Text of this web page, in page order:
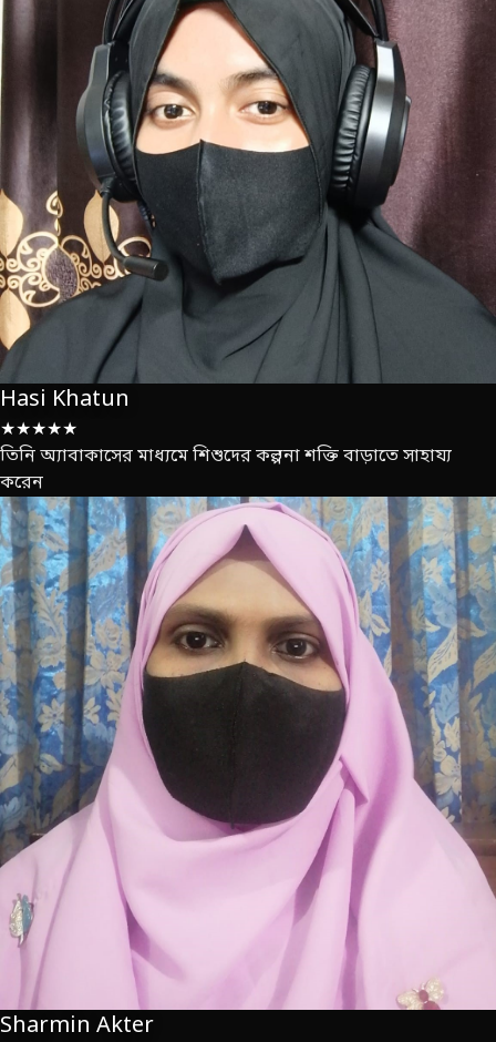
Hasi Khatun
★★★★★
তিনি অ্যাবাকাসের মাধ্যমে শিশুদের কল্পনা শক্তি বাড়াতে সাহায্য
করেন
Sharmin Akter